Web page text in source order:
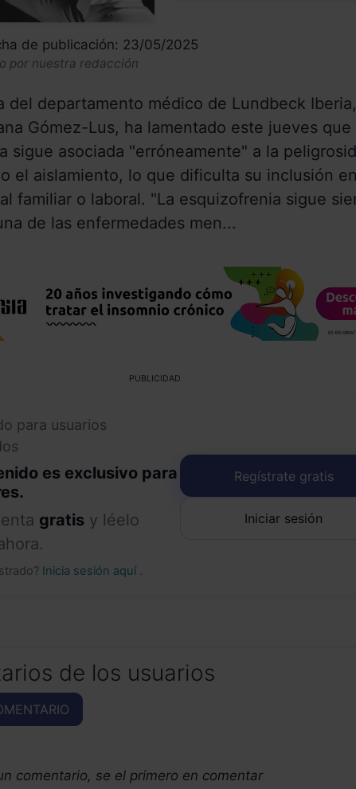
de publicación: 23/05/2025
por nuestra redacción
del departamento médico de Lundbeck
Gómez-Lus, ha lamentado este jueves que
sigue asociada "erróneamente" a la
el aislamiento, lo que dificulta su inclusión
familiar o laboral. "La esquizofrenia sigue
de las enfermedades men...
PUBLICIDAD
para usuarios
es exclusivo para
gratis y léelo
Inicia sesión aquí .
Regístrate gratis
Iniciar sesión
de los usuarios
comentario, se el primero en comentar